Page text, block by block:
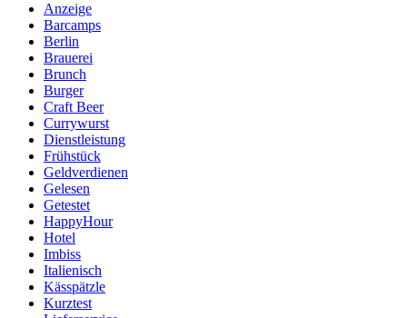
Anzeige
Barcamps
Berlin
Brauerei
Brunch
Burger
Craft Beer
Currywurst
Dienstleistung
Frühstück
Geldverdienen
Gelesen
Getestet
HappyHour
Hotel
Imbiss
Italienisch
Kässpätzle
Kurztest